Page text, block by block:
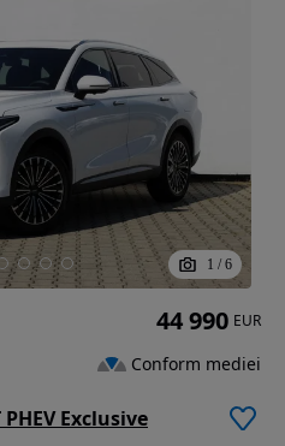
1 / 6
Exclusive
44 990 EUR
Conform mediei